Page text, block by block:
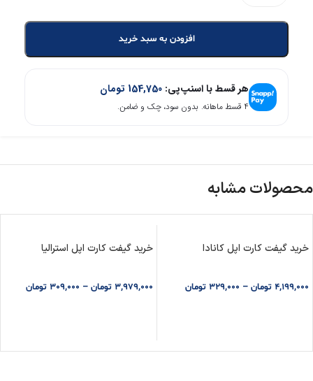
افزودن به سبد خرید
هر قسط با اسنپ‌پی: 154,750 تومان
۴ قسط ماهانه. بدون سود، چک و ضامن.
محصولات مشابه
خرید گیفت کارت اپل کانادا
4,199,000 تومان –
329,000 تومان
خرید گیفت کارت اپل استرالیا
3,979,000 تومان –
309,000 تومان